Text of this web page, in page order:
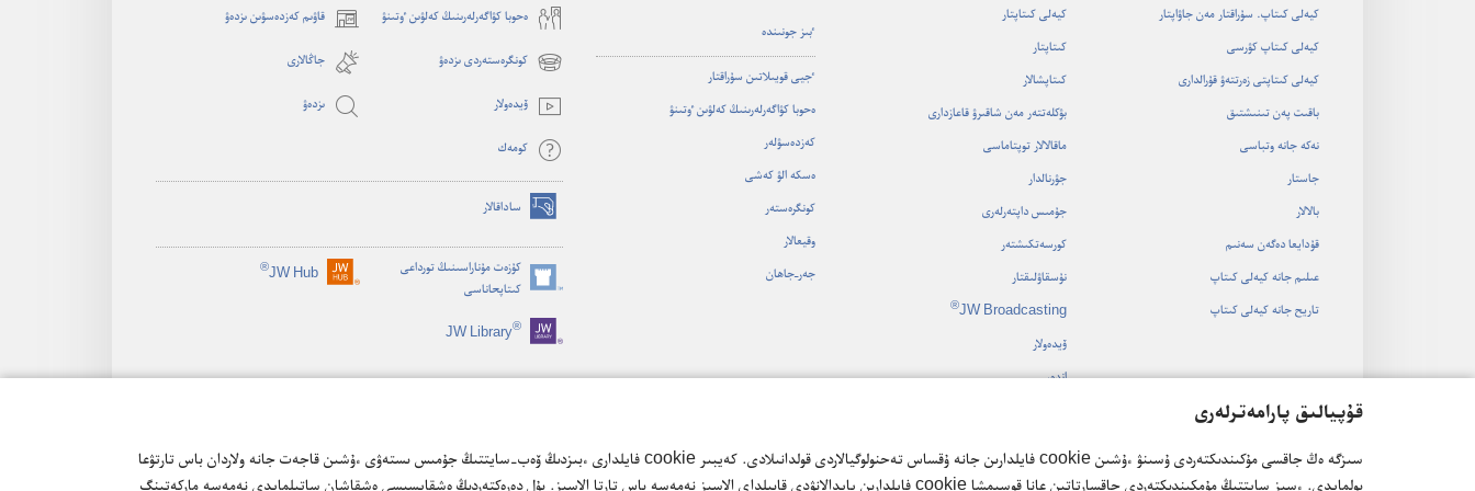
قۇپيالىق پارامەترلەرى
سىزگە ەڭ جاقسى مۇكىندىكتەردى ۇسىنۋ ءۇشىن cookie فايلدارىن جانە ۇقساس تەحنولوگيالاردى قولدانىلادى. كەيبىر cookie فايلدارى ءبىزدىڭ ۆەب-سايتتىڭ جۇمىس ىستەۋى ءۇشىن قاجەت جانە ولاردان باس تارتۋعا
كيە‌لى كىتاپ.‏ سۇ‌راقتار مە‌ن جاۋاپتار
كيە‌لى كىتاپ كۋرسى
كيە‌لى كىتاپتى زە‌رتتە‌ۋ قۇ‌رالدارى
باقىت پە‌ن تىنىشتىق
نە‌كە جانە وتباسى
جاستار
بالالار
قۇ‌دايعا دە‌گە‌ن سە‌نىم
عىلىم جانە كيە‌لى كىتاپ
تاريح جانە كيە‌لى كىتاپ
كيە‌لى كىتاپتار
كىتاپتار
كىتاپشالار
بۋكلە‌تتە‌ر مە‌ن شاقىرۋ قاعازدارى
ماقالالار توپتاماسى
جۋرنالدار
جۇ‌مىس داپتە‌رلە‌رى
كورسە‌تكىشتە‌ر
نۇ‌سقاۋلىقتار
JW Broadcasting
®
ۆيدە‌ولار
اندە‌ر
ٴ‌بىز جونىندە
ٴ‌جيى قويىلاتىن سۇ‌راقتار
ە‌حوبا كۋاگە‌رلە‌رىنىڭ كە‌لۋىن ٶتىنۋ
كە‌زدە‌سۋلە‌ر
ە‌سكە الۋ كە‌شى
كونگرە‌ستە‌ر
وقيعالار
جە‌ر-‏جاھان
ە‌حوبا كۋاگە‌رلە‌رىنىڭ كە‌لۋىن ٶتىنۋ قاۋىم كەزدەسۋىن ىزدەۋ
(opens
new
window)
كونگرەستەردى ىزدەۋ
(opens
new
window)
جاڭالارى
ۆيدە‌ولار ىزدە‌ۋ
كومە‌ك
ساداقالار
(opens
new
window)كۇزەت مۇناراسىنىڭ تورداعى
كىتاپحاناسى(opens
new
window)
JW Hub
®
(opens
®
JW Library